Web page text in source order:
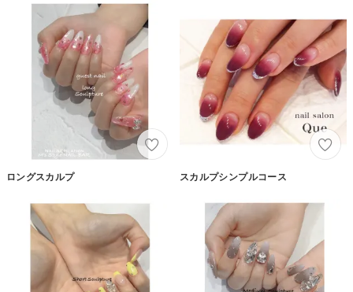
ロングスカルプ スカルプシンプルコース